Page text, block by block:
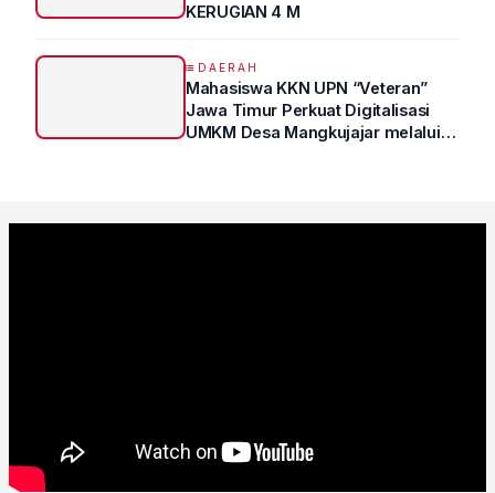
KERUGIAN 4 M
DAERAH
Mahasiswa KKN UPN “Veteran”
Jawa Timur Perkuat Digitalisasi
UMKM Desa Mangkujajar melalui